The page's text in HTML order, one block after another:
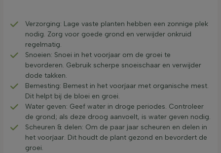
Verzorging: Lage vaste planten hebben een zonnige plek
nodig. Zorg voor goede grond en verwijder onkruid
regelmatig.
Snoeien: Snoei in het voorjaar om de groei te
bevorderen. Gebruik scherpe snoeischaar en verwijder
dode takken.
Bemesting: Bemest in het voorjaar met organische mest.
Dit helpt bij de bloei en groei.
Water geven: Geef water in droge periodes. Controleer
de grond; als deze droog aanvoelt, is water geven nodig.
Scheuren & delen: Om de paar jaar scheuren en delen in
het voorjaar. Dit houdt de plant gezond en bevordert de
groei.